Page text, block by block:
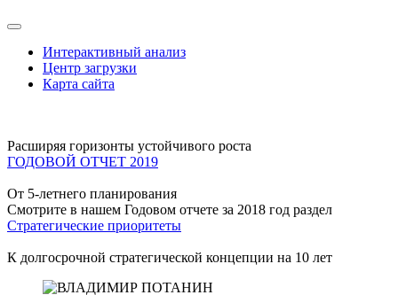
Интерактивный анализ
Центр загрузки
Карта сайта
Расширяя горизонты устойчивого роста
ГОДОВОЙ ОТЧЕТ 2019
От 5-летнего планирования
Смотрите в нашем Годовом отчете за 2018 год раздел
Стратегические приоритеты
К долгосрочной стратегической концепции на 10 лет